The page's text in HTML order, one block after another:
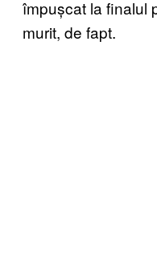
împușcat la finalul
murit, de fapt.